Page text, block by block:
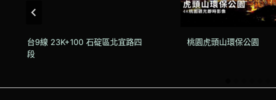
台9線 23K+100 石碇區北宜路四
段
桃園虎頭山環保公園